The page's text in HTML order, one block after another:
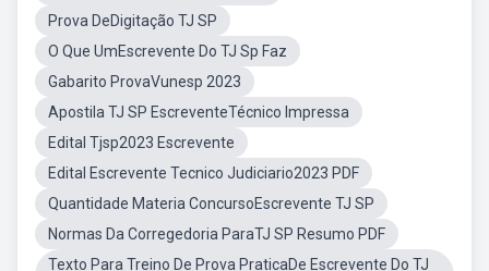
Prova DeDigitação TJ SP
O Que UmEscrevente Do TJ Sp Faz
Gabarito ProvaVunesp 2023
Apostila TJ SP EscreventeTécnico Impressa
Edital Tjsp2023 Escrevente
Edital Escrevente Tecnico Judiciario2023 PDF
Quantidade Materia ConcursoEscrevente TJ SP
Normas Da Corregedoria ParaTJ SP Resumo PDF
Texto Para Treino De Prova PraticaDe Escrevente Do TJ